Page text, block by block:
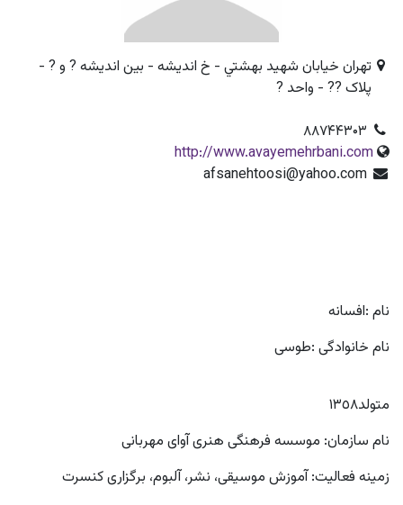
تهران خيابان شهيد بهشتي - خ انديشه - بين انديشه ? و ? -
پلاک ?? - واحد ?
۸۸۷۴۴۳۰۳
http://www.avayemehrbani.com
afsanehtoosi@yahoo.com
نام :افسانه
نام خانوادگی :طوسی
متولد١٣٥٨
نام سازمان: موسسه فرهنگی هنری آوای مهربانی
زمینه فعالیت: آموزش موسیقی، نشر، آلبوم، برگزاری کنسرت